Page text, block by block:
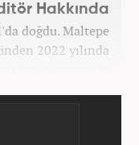
Hakkında
doğdu. Maltepe
2022 yılında
üniversite